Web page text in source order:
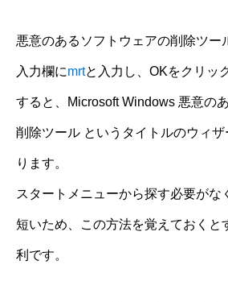
悪意のあるソフトウェアの削除ツー
入力欄にmrtと入力し、OKをクリッ
すると、Microsoft Windows 悪意の
削除ツール というタイトルのウィ
ります。
スタートメニューから探す必要がな
短いため、この方法を覚えておくと
利です。